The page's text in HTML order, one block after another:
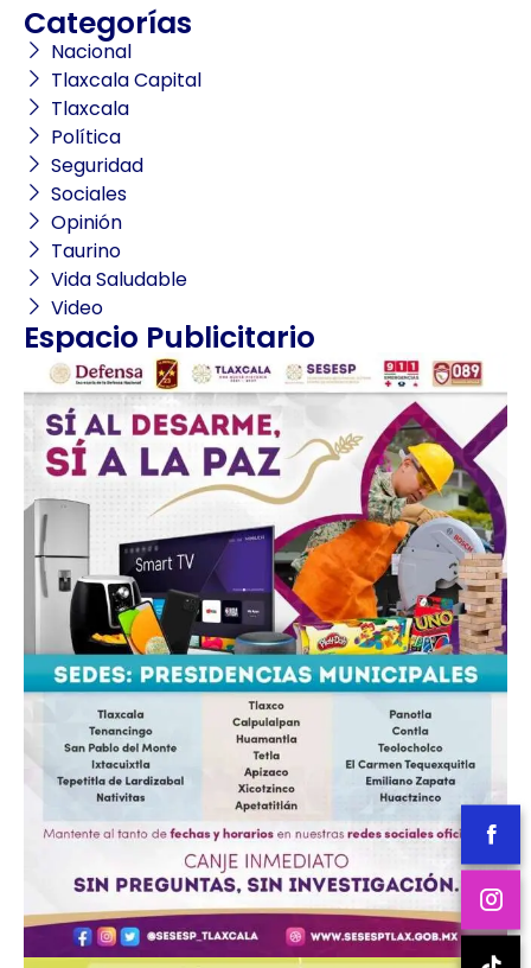
Categorías
Nacional
Tlaxcala Capital
Tlaxcala
Política
Seguridad
Sociales
Opinión
Taurino
Vida Saludable
Video
Espacio Publicitario